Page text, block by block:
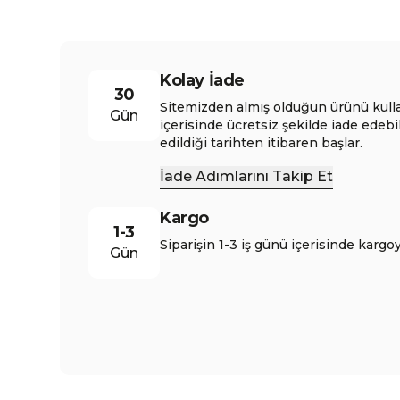
30
Gün
Kolay İade
Sitemizden almış olduğun ürünü
içerisinde ücretsiz şekilde iade
edildiği tarihten itibaren başlar.
İade Adımlarını Takip Et
1-3
Gün
Kargo
Siparişin 1-3 iş günü içerisinde